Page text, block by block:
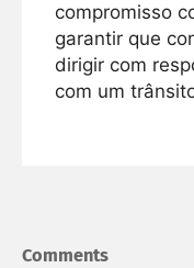
compromisso
garantir que
dirigir com
com um
Comments